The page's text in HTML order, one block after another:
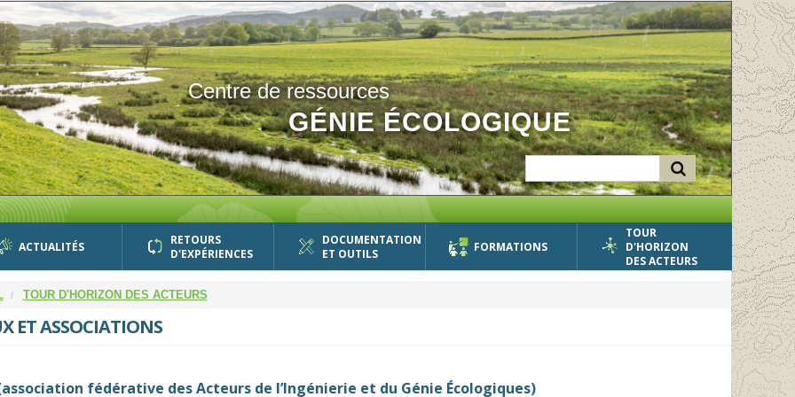
Centre de ressources
GÉNIE ÉCOLOGIQUE
ACTUALITÉS
RETOURS
D'EXPÉRIENCES
DOCUMENTATION
ET OUTILS
FORMATIONS
TOUR
D'HORIZON
DES ACTEURS
TOUR D'HORIZON DES ACTEURS
ET ASSOCIATIONS
fédérative des Acteurs de l’Ingénierie et du Génie Écologiques)